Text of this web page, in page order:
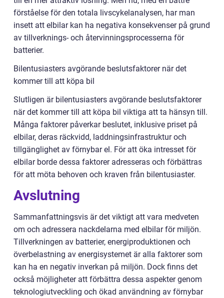
förståelse för den totala livscykelanalysen, har man
insett att elbilar kan ha negativa konsekvenser på grund
av tillverknings- och återvinningsprocesserna för
batterier.
Bilentusiasters avgörande beslutsfaktorer när det
kommer till att köpa bil
Slutligen är bilentusiasters avgörande beslutsfaktorer
när det kommer till att köpa bil viktiga att ta hänsyn till.
Många faktorer påverkar beslutet, inklusive priset på
elbilar, deras räckvidd, laddningsinfrastruktur och
tillgänglighet av förnybar el. För att öka intresset för
elbilar borde dessa faktorer adresseras och förbättras
för att möta behoven och kraven från bilentusiaster.
Avslutning
Sammanfattningsvis är det viktigt att vara medveten
om och adressera nackdelarna med elbilar för miljön.
Tillverkningen av batterier, energiproduktionen och
överbelastning av energisystemet är alla faktorer som
kan ha en negativ inverkan på miljön. Dock finns det
också möjligheter att förbättra dessa aspekter genom
teknologiutveckling och ökad användning av förnybar